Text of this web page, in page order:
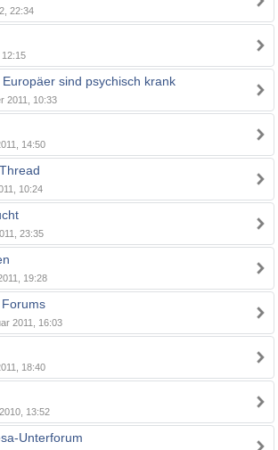
22:34
12:15
sind psychisch krank
2011, 10:33
14:50
10:24
23:35
19:28
2011, 16:03
18:40
13:52
Unterforum